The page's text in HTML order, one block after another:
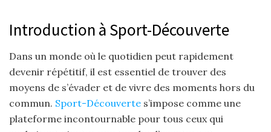
Introduction à Sport-Découverte
Dans un monde où le quotidien peut rapidement
devenir répétitif, il est essentiel de trouver des
moyens de s’évader et de vivre des moments hors du
commun. Sport-Découverte s’impose comme une
plateforme incontournable pour tous ceux qui